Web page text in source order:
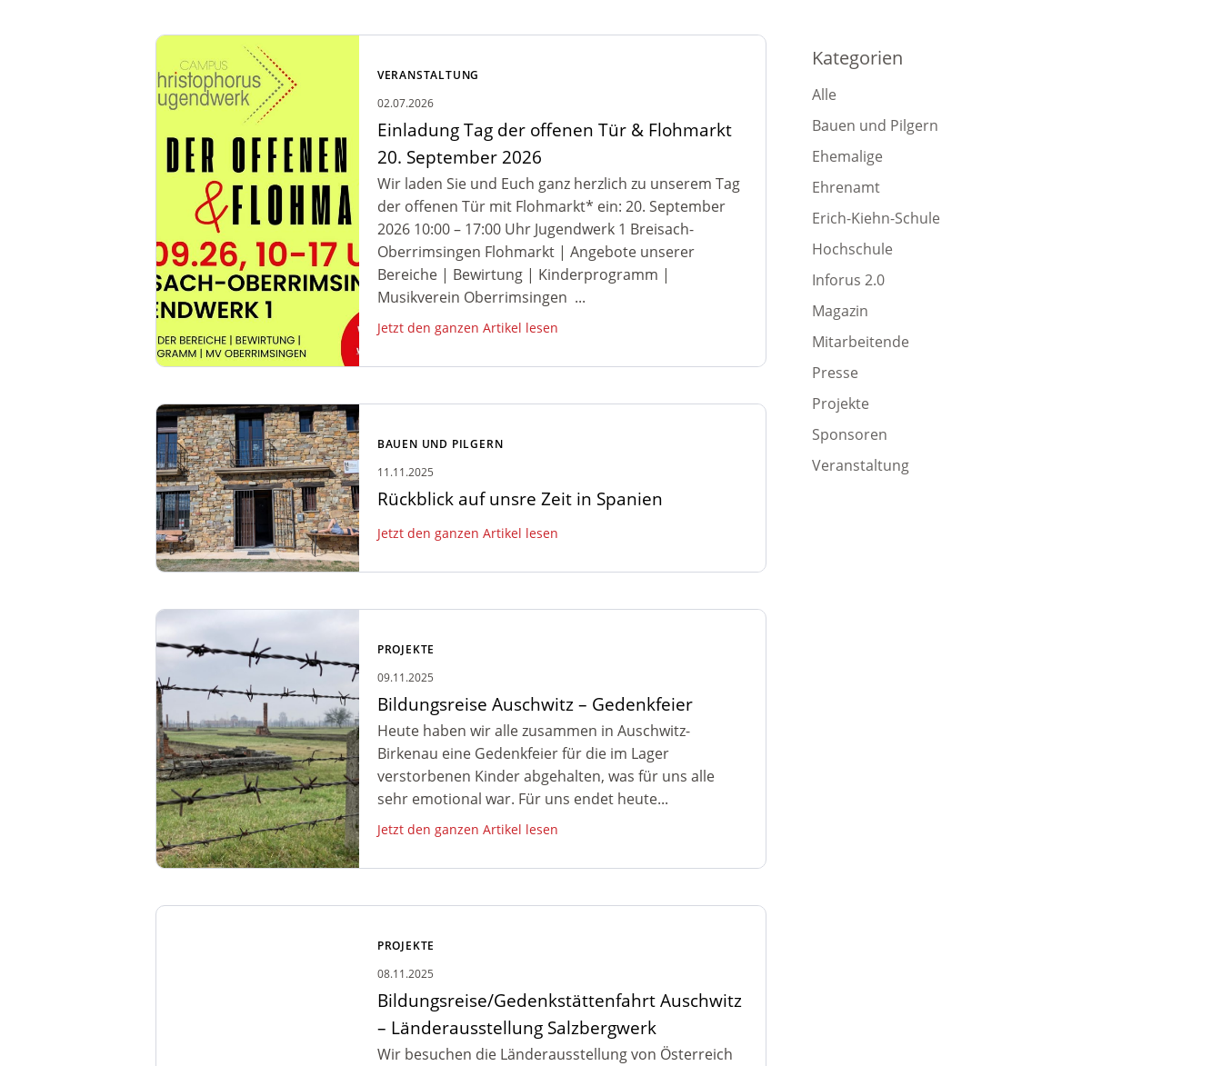
Zum Artikel: Einladung Tag
der offenen Tür & Flohmarkt
20. September 2026
VERANSTALTUNG
02.07.2026
Einladung Tag der offenen Tür & Flohmarkt
20. September 2026
Wir laden Sie und Euch ganz herzlich zu unserem Tag
der offenen Tür mit Flohmarkt* ein: 20. September
2026 10:00 – 17:00 Uhr Jugendwerk 1 Breisach-
Oberrimsingen Flohmarkt | Angebote unserer
Bereiche | Bewirtung | Kinderprogramm |
Musikverein Oberrimsingen ...
Jetzt den ganzen Artikel lesen
Zum Artikel: Rückblick auf
unsre Zeit in Spanien
BAUEN UND PILGERN
11.11.2025
Rückblick auf unsre Zeit in Spanien
Jetzt den ganzen Artikel lesen
Zum Artikel: Bildungsreise
Auschwitz – Gedenkfeier
PROJEKTE
09.11.2025
Bildungsreise Auschwitz – Gedenkfeier
Heute haben wir alle zusammen in Auschwitz-
Birkenau eine Gedenkfeier für die im Lager
verstorbenen Kinder abgehalten, was für uns alle
sehr emotional war. Für uns endet heute...
Jetzt den ganzen Artikel lesen
Zum Artikel:
Bildungsreise/GedenkstättenfahrtPROJEKTE
08.11.2025
Bildungsreise/Gedenkstättenfahrt Auschwitz
– Länderausstellung Salzbergwerk
Wir besuchen die Länderausstellung von Österreich
Kategorien
Alle
Bauen und Pilgern
Ehemalige
Ehrenamt
Erich-Kiehn-Schule
Hochschule
Inforus 2.0
Magazin
Mitarbeitende
Presse
Projekte
Sponsoren
Veranstaltung